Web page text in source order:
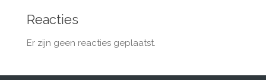
Reacties
Er zijn geen reacties geplaatst.